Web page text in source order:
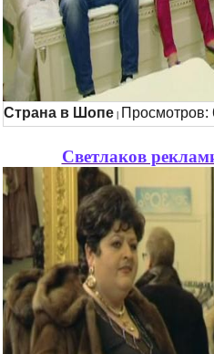
Страна в Шопе Просмотров:
Светлаков